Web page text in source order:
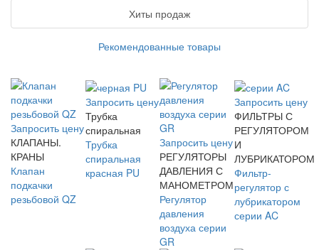
Хиты продаж
Рекомендованные товары
Запросить цену
КЛАПАНЫ.
КРАНЫ
Клапан
подкачки
резьбовой QZ
Запросить цену
Трубка
спиральная
Трубка
спиральная
красная PU
Запросить цену
РЕГУЛЯТОРЫ
ДАВЛЕНИЯ С
МАНОМЕТРОМ
Регулятор
давления
воздуха серии
GR
Запросить цену
ФИЛЬТРЫ С
РЕГУЛЯТОРОМ
И
ЛУБРИКАТОРОМ
Фильтр-
регулятор с
лубрикатором
серии AC